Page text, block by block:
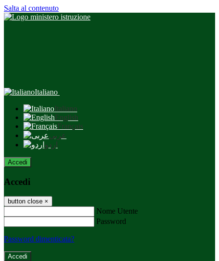
Salta al contenuto
Italiano
Italiano
English
Français
عربى
اردو
Accedi
Accedi
button close ×
Nome Utente
Password
Password dimenticata?